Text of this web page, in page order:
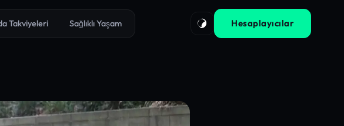
Takviyeleri Sağlıklı Yaşam Hesaplayıcılar